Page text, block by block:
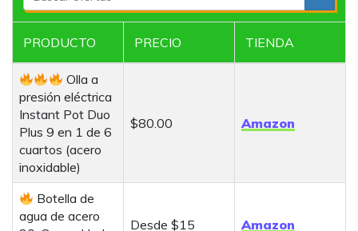
e
a
r
c
PRODUCTO PRECIO TIENDA
Olla a
presión eléctrica
Instant Pot Duo
Plus 9 en 1 de 6
cuartos (acero
inoxidable)
$80.00 Amazon
Botella de
agua de acero
Desde $15 Amazon